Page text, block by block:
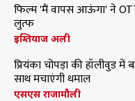
फिल्म 'मैं वापस आऊंगा' ने
लुत्फ
इम्तियाज अली
प्रियंका चोपड़ा की हॉलीवुड
साथ मचाएंगी धमाल
एसएस राजामौली